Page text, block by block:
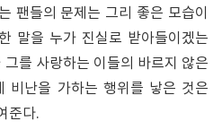
팬들의 문제는 그리 좋은 모습이
말을 누가 진실로 받아들이겠는
를 사랑하는 이들의 바르지 않은
비난을 가하는 행위를 낳은 것은
준다.